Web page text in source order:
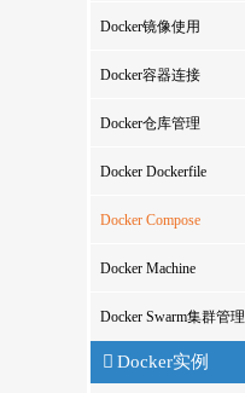
Docker镜像使用
Docker容器连接
Docker仓库管理
Docker Dockerfile
Docker Compose
Docker Machine
Docker Swarm集群管理
Docker实例